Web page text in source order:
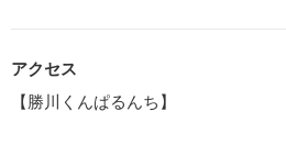
アクセス
【勝川くんぱるんち】